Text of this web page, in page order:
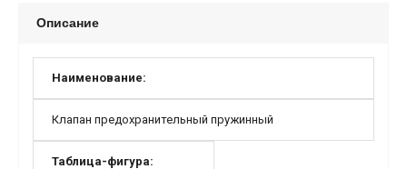
Описание
Наименование:
Клапан предохранительный пружинный
Таблица-фигура: